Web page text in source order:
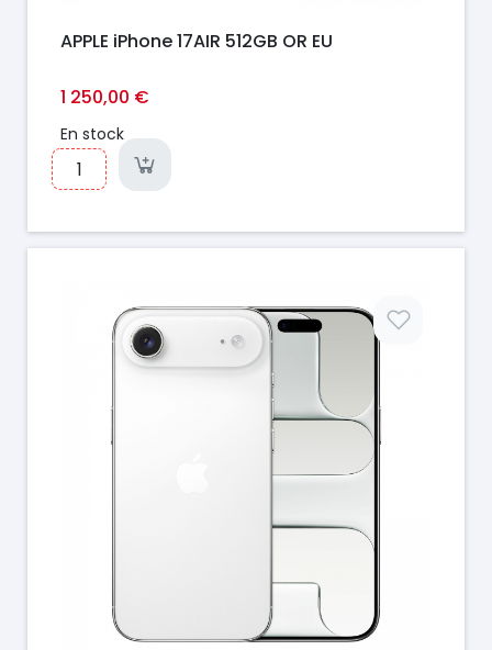
APPLE iPhone 17AIR 512GB OR EU
1 250,00 €
En stock